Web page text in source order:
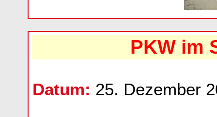
PKW im
Datum: 25. Dezember